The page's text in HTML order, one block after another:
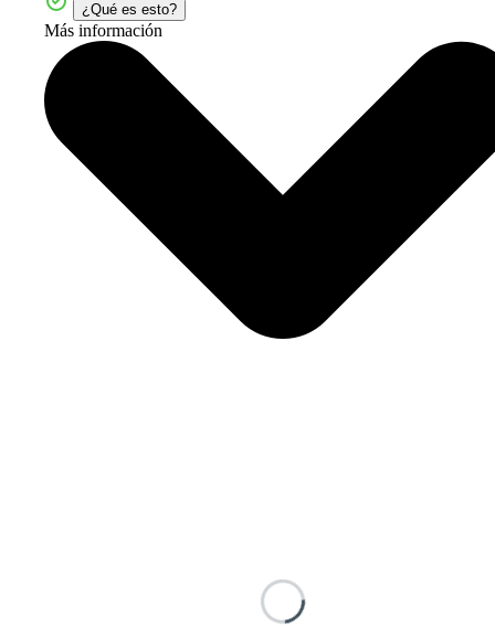
¿Qué es esto?
Más información